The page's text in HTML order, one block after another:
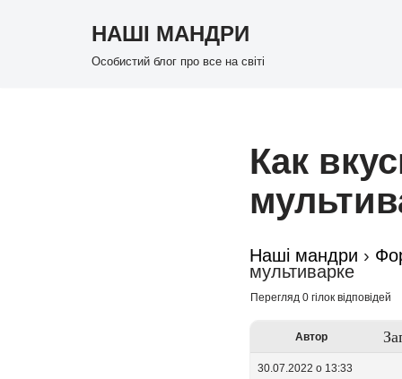
НАШІ МАНДРИ
Особистий блог про все на світі
Как
Наші мандри ›
мультиварке
Перегляд 0 гілок відповідей
Автор
30.07.2022 о 13:33